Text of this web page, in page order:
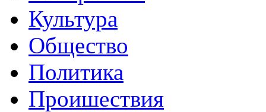
Культура
Общество
Политика
Проишествия